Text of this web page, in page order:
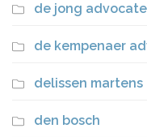
de jong
de kempenaer
delissen martens
den bosch